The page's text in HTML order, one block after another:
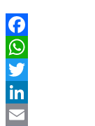
Facebook
WhatsApp
Twitter
LinkedIn